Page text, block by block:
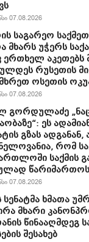
07.08.2026
საგარეო
მხარს უჭერს
ერთხელ აკეთებს
რუსეთის
ოსეთის
07.08.2026
გორდულაძე
ეს
გზას ადგანან,
რომ
საქმის
წარიმართოს
07.08.2026
სენატმა ხმათა
მხარი
წინააღმდეგ
შესახებ